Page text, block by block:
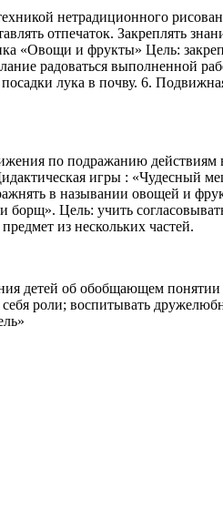
нетрадиционного
отпечаток. Закреплять
«Овощи и фрукты» Цель:
радоваться выполненной
лука в почву. 6.
по подражанию
игры : «Чудесный
в назывании овощей и
Цель: учить
из нескольких частей.
детей об обобщающем
роли; воспитывать